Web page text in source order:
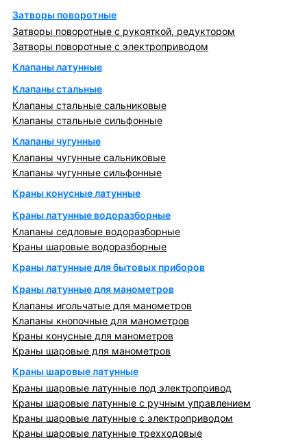
Затворы поворотные
Затворы поворотные с рукояткой, редуктором
Затворы поворотные с электроприводом
Клапаны латунные
Клапаны стальные
Клапаны стальные сальниковые
Клапаны стальные сильфонные
Клапаны чугунные
Клапаны чугунные сальниковые
Клапаны чугунные сильфонные
Краны конусные латунные
Краны латунные водоразборные
Клапаны седловые водоразборные
Краны шаровые водоразборные
Краны латунные для бытовых приборов
Краны латунные для манометров
Клапаны игольчатые для манометров
Клапаны кнопочные для манометров
Краны конусные для манометров
Краны шаровые для манометров
Краны шаровые латунные
Краны шаровые латунные под электропривод
Краны шаровые латунные с ручным управлением
Краны шаровые латунные с электроприводом
Краны шаровые латунные трехходовые